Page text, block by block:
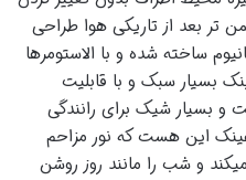
تر بعد از تاریکی هوا طراحی
ساخته شده و با الاستومرها
بسیار سبک و با قابلیت
و بسیار شیک برای رانندگی
عینک این هست که نور مزاحم
و شب را مانند روز روشن